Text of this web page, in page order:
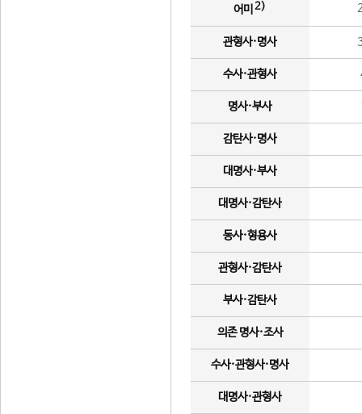
어미 2)
관형사·명사
수사·관형사
명사·부사
감탄사·명사
대명사·부사
대명사·감탄사
동사·형용사
관형사·감탄사
부사·감탄사
의존 명사·조사
수사·관형사·명사
대명사·관형사